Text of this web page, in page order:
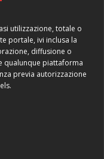
utilizzazione, totale o
portale, ivi inclusa la
diffusione o
qualunque piattaforma
previa autorizzazione